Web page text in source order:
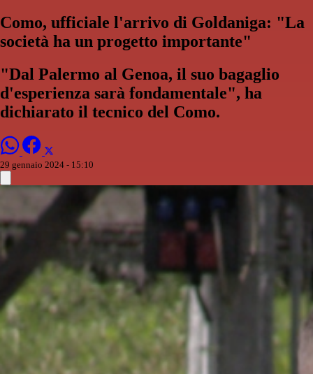
Como, ufficiale l'arrivo di Goldaniga: "La
società ha un progetto importante"
"Dal Palermo al Genoa, il suo bagaglio
d'esperienza sarà fondamentale", ha
dichiarato il tecnico del Como.
29 gennaio 2024 - 15:10